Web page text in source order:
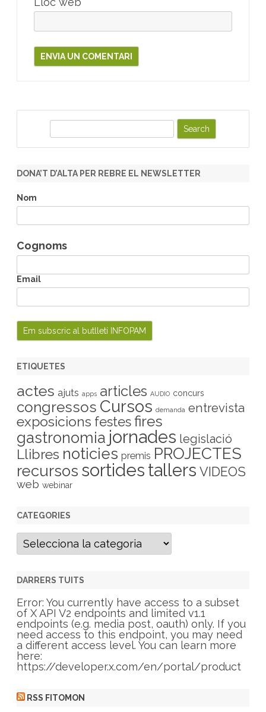
r
h
DONA’T D’ALTA PER REBRE EL NEWSLETTER
Nom
Cognoms
Email
ETIQUETES
actes ajuts apps articles AUDIO concurs
congressos Cursos demanda entrevista
exposicions festesfires
gastronomia jornades legislació
Llibres noticies premis PROJECTES
recursos sortides tallers VIDEOS
web webinar
CATEGORIES
C
t
g
r
i
e
s
DARRERS TUITS
Error: You currently have access to a subset
of X API V2 endpoints and limited v1.1
endpoints (e.g. media post, oauth) only. If you
need access to this endpoint, you may need
a different access level. You can learn more
here:
https://developer.x.com/en/portal/product
RSS FITOMON